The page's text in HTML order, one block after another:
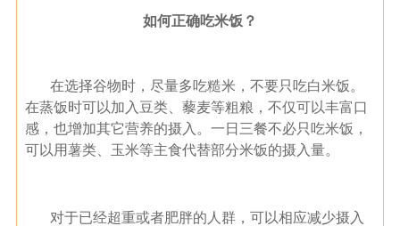
如何正确吃米饭？
在选择谷物时，尽量多吃糙米，不要只吃白米饭。
在蒸饭时可以加入豆类、藜麦等粗粮，不仅可以丰富口
感，也增加其它营养的摄入。一日三餐不必只吃米饭，
可以用薯类、玉米等主食代替部分米饭的摄入量。
对于已经超重或者肥胖的人群，可以相应减少摄入